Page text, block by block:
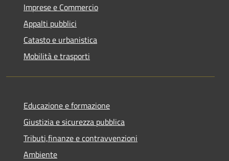
Imprese e Commercio
Appalti pubblici
Catasto e urbanistica
Mobilità e trasporti
Educazione e formazione
Giustizia e sicurezza pubblica
Tributi,finanze e contravvenzioni
Ambiente